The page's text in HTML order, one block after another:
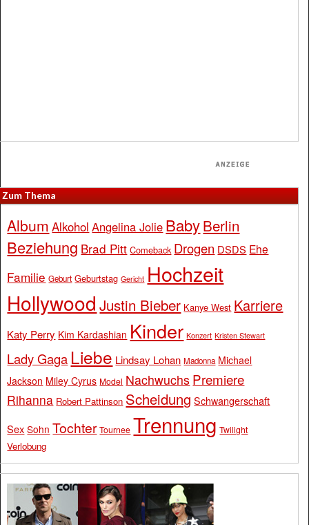
Zum Thema
Album Alkohol Angelina Jolie BabyBerlin
Beziehung Brad Pitt Comeback Drogen DSDS Ehe
Familie Geburt Geburtstag Gericht Hochzeit
Hollywood Justin Bieber Kanye West Karriere
Katy Perry Kim Kardashian Kinder Konzert Kristen Stewart
Lady Gaga Liebe Lindsay Lohan Madonna Michael
Jackson Miley Cyrus Model Nachwuchs Premiere
Rihanna Robert Pattinson Scheidung Schwangerschaft
Sex Sohn Tochter Tournee Trennung Twilight
Verlobung